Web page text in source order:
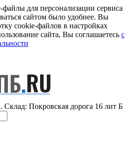
для персонализации сервиса
сайтом было удобнее. Вы
cookie-файлов в настройках
сайта, Вы соглашаетесь c
Склад: Покровская дорога 16 лит Б